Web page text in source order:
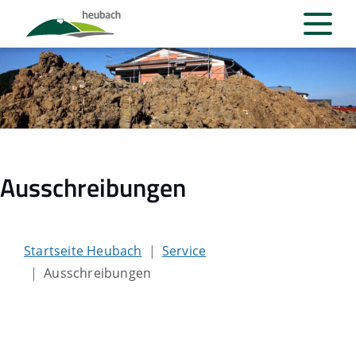
Ausschreibungen
Startseite Heubach
Service
Ausschreibungen